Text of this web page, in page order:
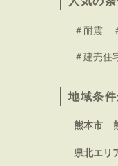
＃耐震
＃建売住
地域条
熊本市
県北エリ